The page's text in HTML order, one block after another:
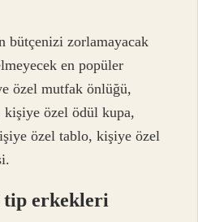
bütçenizi zorlamayacak
en popüler
özel mutfak önlüğü,
özel ödül kupa,
özel tablo, kişiye özel
tip erkekleri